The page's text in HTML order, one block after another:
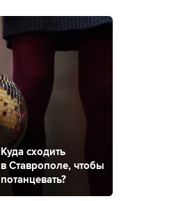
Куда сходить
в Ставрополе, чтобы
потанцевать?